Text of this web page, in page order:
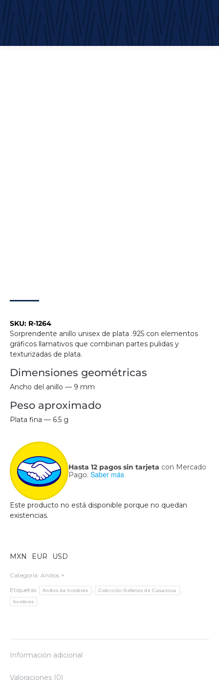
SKU: R-1264
Sorprendente anillo unisex de plata .925 con elementos
gráficos llamativos que combinan partes pulidas y
texturizadas de plata.
Dimensiones geométricas
Ancho del anillo — 9 mm
Peso aproximado
Plata fina — 6.5 g
Hasta 12 pagos sin tarjeta con Mercado
Pago. Saber más
Este producto no está disponible porque no quedan
existencias.
MXN EUR USD
Categoría: Anillos
Etiquetas:
Anillos de hombres Colección Grilletes de Casanova
hombres
Información adicional
Valoraciones (0)